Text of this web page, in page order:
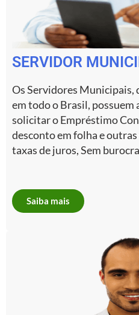
SERVIDOR
Os Servidores Municipais,
em todo o Brasil, possuem
solicitar o Empréstimo
desconto em folha e
taxas de juros, Sem
Saiba mais